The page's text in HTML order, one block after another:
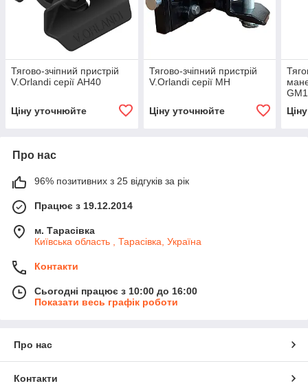
Тягово-зчіпний пристрій
V.Orlandi серії AH40
Ціну уточнюйте
Тягово-зчіпний пристрій
V.Orlandi серії MH
Ціну уточнюйте
Про нас
96% позитивних з 25 відгуків за рік
Працює з 19.12.2014
м. Тарасівка
Київська область , Тарасівка, Україна
Контакти
Сьогодні працює з 10:00 до 16:00
Показати весь графік роботи
Про нас
Контакти